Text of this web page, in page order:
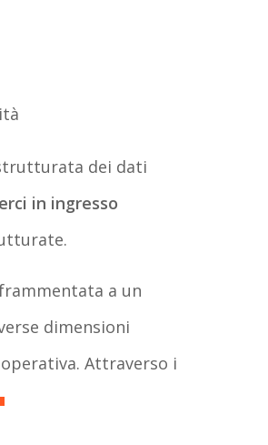
dei dati
in ingresso
a un
dimensioni
Attraverso i